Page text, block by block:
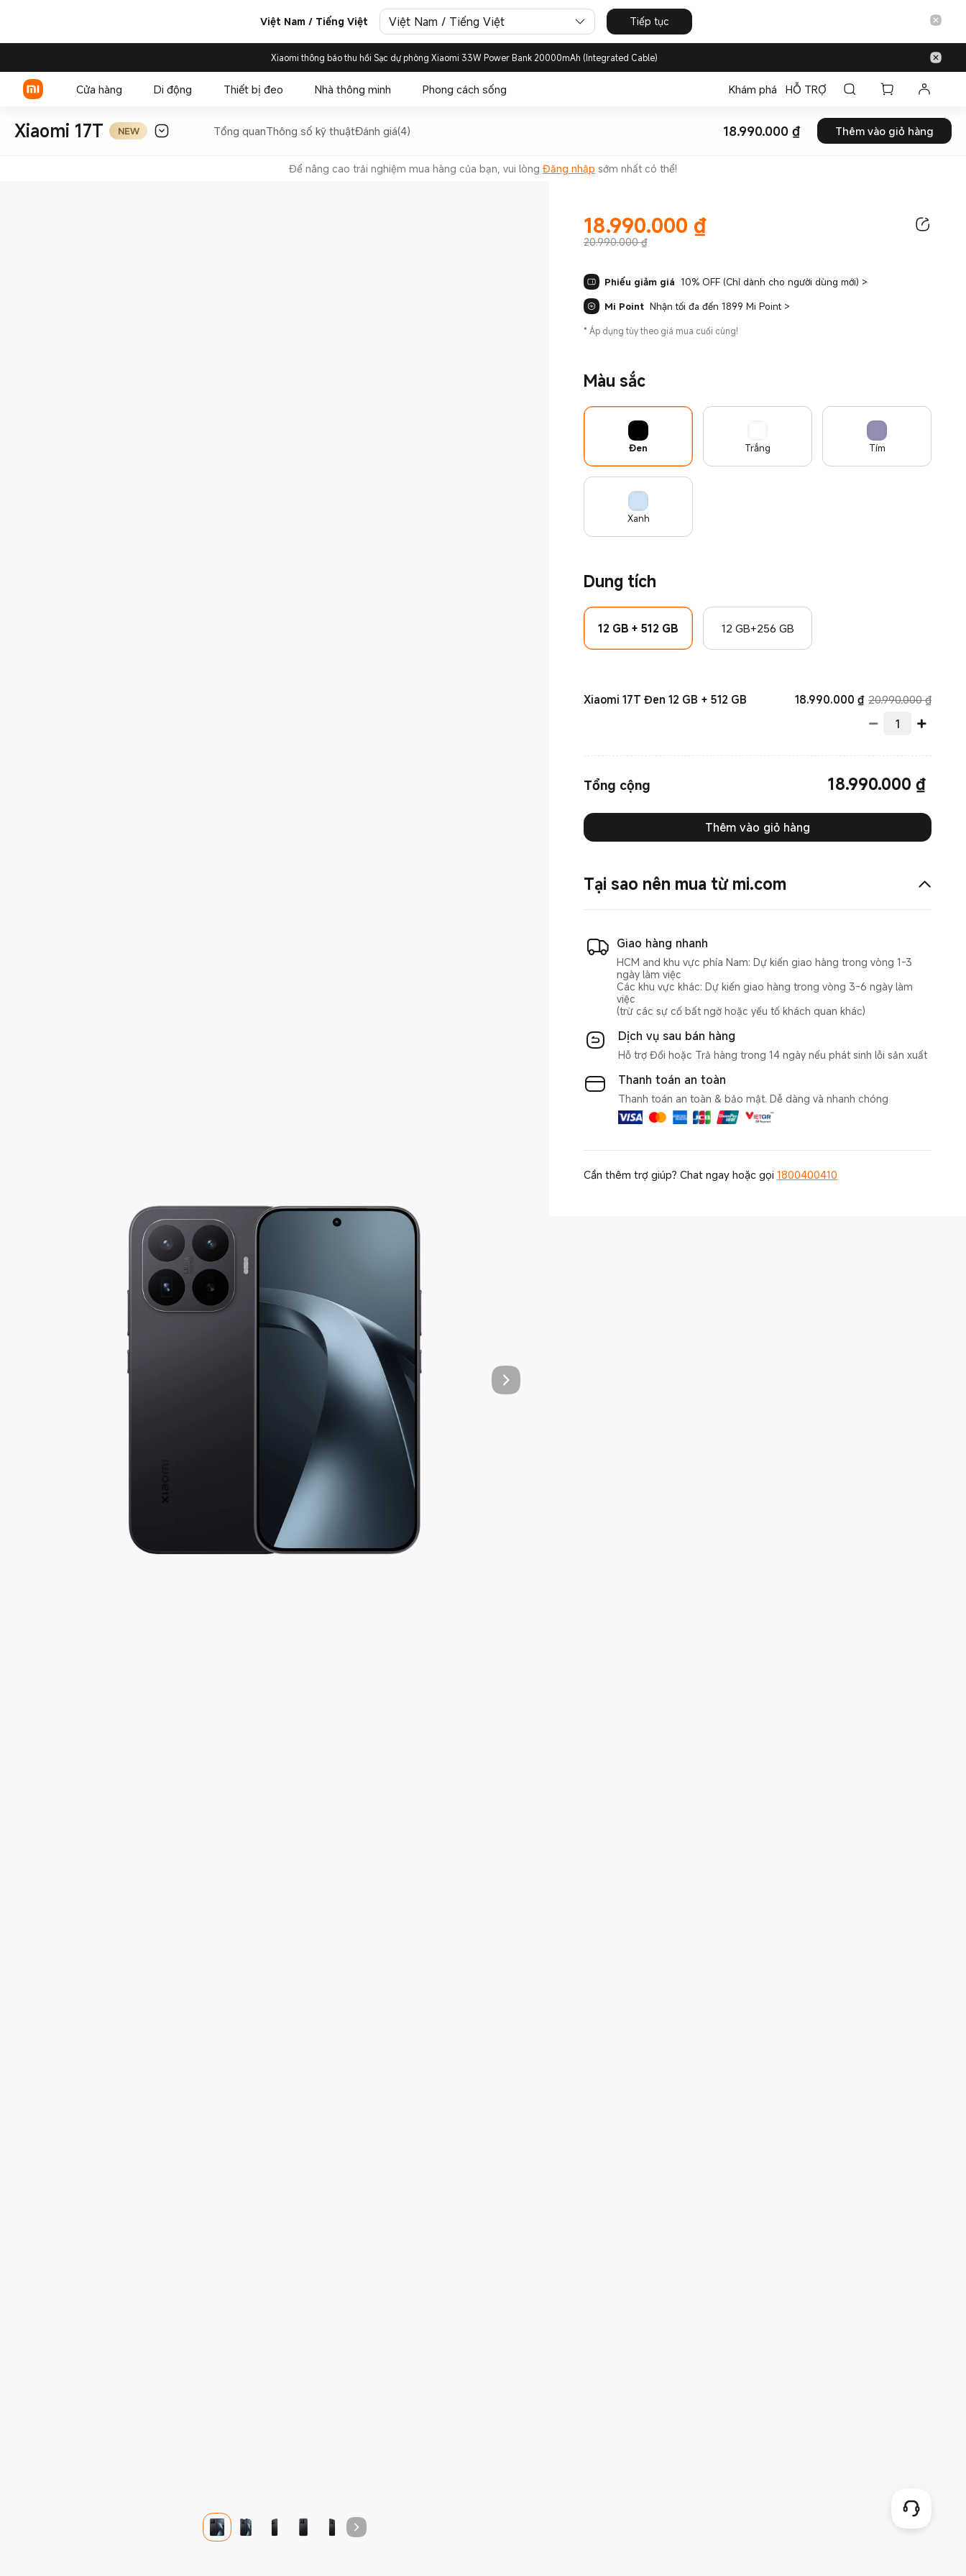
Việt Nam / Tiếng Việt Việt Nam / Tiếng Việt Tiếp tục
Xiaomi thông báo thu hồi Sạc dự phòng Xiaomi 33W Power Bank 20000mAh (Integrated Cable)
Cửa hàng Di động Thiết bị đeo Nhà thông minh Phong cách sống Khám phá HỖ TRỢ
Xiaomi 17T NEW Tổng quanThông số kỹ thuậtĐánh giá(4) 18.990.000 ₫ Current Price ₫18990000
Thêm vào giỏ hàng
Để nâng cao trải nghiệm mua hàng của bạn, vui lòng Đăng nhập sớm nhất có thể!
18.990.000 ₫
Current Price ₫18990000.00
20.990.000 ₫
Phiếu giảm giá 10% OFF (Chỉ dành cho người dùng mới) >
Mi Point Nhận tối đa đến 1899 Mi Point >
* Áp dụng tùy theo giá mua cuối cùng!
Màu sắc
Đen Trắng Tím
Xanh
Dung tích
12 GB + 512 GB 12 GB+256 GB
Xiaomi 17T Đen 12 GB + 512 GB 18.990.000 ₫Current Price
20.990.000 ₫Giá
Tổng cộng 18.990.000 ₫
Thêm vào giỏ hàng
Tại sao nên mua từ mi.com
Giao hàng nhanh
HCM and khu vực phía Nam: Dự kiến giao hàng trong vòng 1-3
ngày làm việc
Các khu vực khác: Dự kiến giao hàng trong vòng 3-6 ngày làm
việc
(trừ các sự cố bất ngờ hoặc yếu tố khách quan khác)
Dịch vụ sau bán hàng
Hỗ trợ Đổi hoặc Trả hàng trong 14 ngày nếu phát sinh lỗi sản xuất
Thanh toán an toàn
Thanh toán an toàn & bảo mật. Dễ dàng và nhanh chóng
Cần thêm trợ giúp? Chat ngay hoặc gọi 1800400410